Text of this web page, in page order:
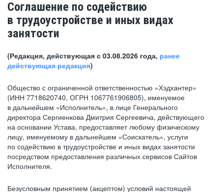
Соглашение по содействию
в трудоустройстве и иных видах
занятости
(Редакция, действующая с 03.08.2026 года, ранее
действующая редакция)
Общество с ограниченной ответственностью «Хэдхантер»
(ИНН 7718620740, ОГРН 1067761906805), именуемое
в дальнейшем «Исполнитель», в лице Генерального
директора Сергиенкова Дмитрия Сергеевича, действующего
на основании Устава, предоставляет любому физическому
лицу, именуемому в дальнейшем «Соискатель», услуги
по содействию в трудоустройстве и иных видах занятости
посредством предоставления различных сервисов Сайтов
Исполнителя.
Безусловным принятием (акцептом) условий настоящей